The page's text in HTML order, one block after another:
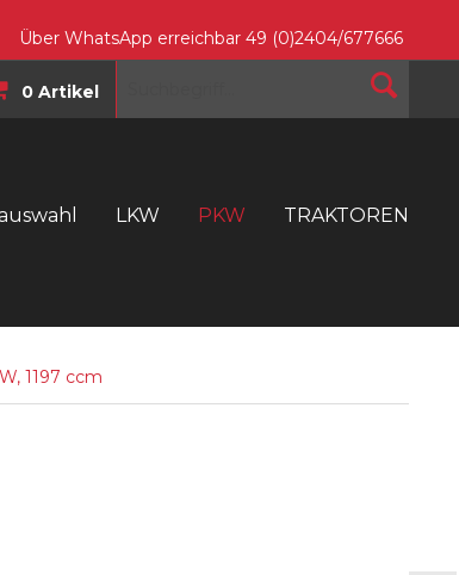
Über WhatsApp erreichbar 49 (0)2404/677666
0 Artikel
LKW PKW TRAKTOREN
1197 ccm